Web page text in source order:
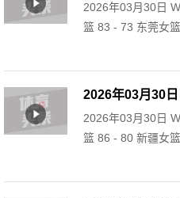
江苏女篮 83 -
2026年03月30日
篮 83 - 73 东莞女
2026年03月30
山东女篮 86 -
2026年03月30日
篮 86 - 80 新疆女